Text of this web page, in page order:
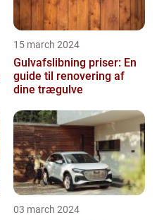
15 march 2024
Gulvafslibning priser: En
guide til renovering af
dine trægulve
03 march 2024